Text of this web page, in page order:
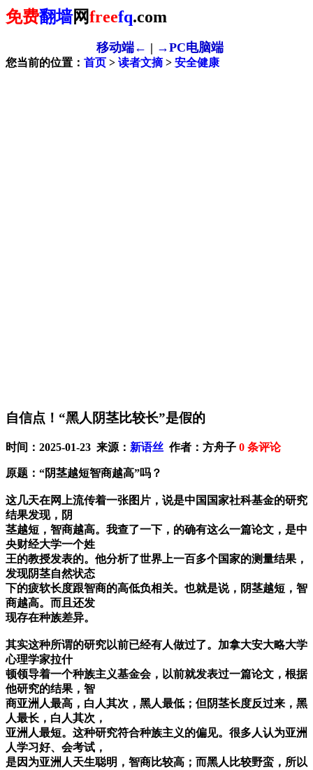
免费翻墙网freefq.com
移动端← | →PC电脑端
您当前的位置： 首页 > 读者文摘> 安全健康
自信点！“黑人阴茎比较长”是假的
时间：2025-01-23 来源： 新语丝 作者：方舟子 0 条评论
原题：“阴茎越短智商越高”吗？
这几天在网上流传着一张图片，说是中国国家社科基金的研究
结果发现，阴
茎越短，智商越高。我查了一下，的确有这么一篇论文，是中
央财经大学一个姓
王的教授发表的。他分析了世界上一百多个国家的测量结果，
发现阴茎自然状态
下的疲软长度跟智商的高低负相关。也就是说，阴茎越短，智
商越高。而且还发
现存在种族差异。
其实这种所谓的研究以前已经有人做过了。加拿大安大略大学
心理学家拉什
顿领导着一个种族主义基金会，以前就发表过一篇论文，根据
他研究的结果，智
商亚洲人最高，白人其次，黑人最低；但阴茎长度反过来，黑
人最长，白人其次，
亚洲人最短。这种研究符合种族主义的偏见。很多人认为亚洲
人学习好、会考试，
是因为亚洲人天生聪明，智商比较高；而黑人比较野蛮，所以